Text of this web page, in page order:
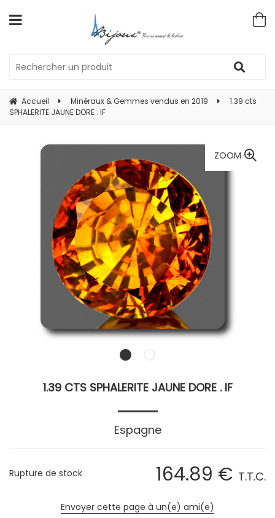
Accueil Minéraux & Gemmes vendus en 2019
1.39 cts
SPHALERITE JAUNE DORE . IF
ZOOM
1.39 CTS SPHALERITE JAUNE DORE . IF
Espagne
164.89 € T.T.C.
Rupture de stock
Envoyer cette page à un(e) ami(e)